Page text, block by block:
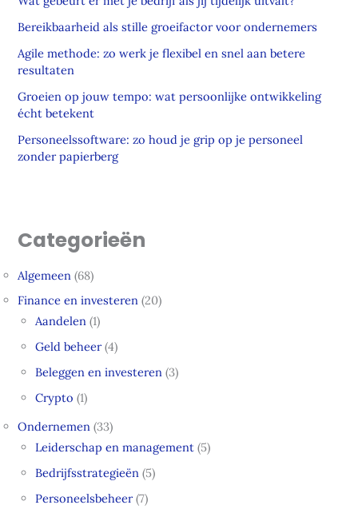
Bereikbaarheid als stille groeifactor voor ondernemers
Agile methode: zo werk je flexibel en snel aan betere
resultaten
Groeien op jouw tempo: wat persoonlijke ontwikkeling
écht betekent
Personeelssoftware: zo houd je grip op je personeel
zonder papierberg
Categorieën
Algemeen (68)
Finance en investeren (20)
Aandelen (1)
Geld beheer(4)
Beleggen en investeren (3)
Crypto (1)
Ondernemen (33)
Leiderschap en management (5)
Bedrijfsstrategieën (5)
Personeelsbeheer(7)